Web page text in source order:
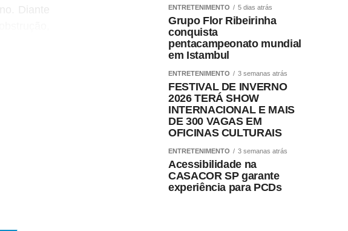
Diante
ENTRETENIMENTO 5 dias atrás
Grupo Flor Ribeirinha
conquista
pentacampeonato mundial
em Istambul
ENTRETENIMENTO 3 semanas atrás
FESTIVAL DE INVERNO
2026 TERÁ SHOW
INTERNACIONAL E MAIS
DE 300 VAGAS EM
OFICINAS CULTURAIS
ENTRETENIMENTO 3 semanas atrás
Acessibilidade na
CASACOR SP garante
experiência para PCDs